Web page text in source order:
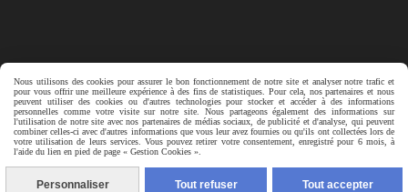
Facebook est désactivé. Autoriser
Mentions Légales Gestion cookies
Mon Compte
Créer un site internet
Nous utilisons des cookies pour assurer le bon fonctionnement de notre site et analyser notre trafic et
pour vous offrir une meilleure expérience à des fins de statistiques. Pour cela, nos partenaires et nous
peuvent utiliser des cookies ou d'autres technologies pour stocker et accéder à des informations
personnelles comme votre visite sur notre site. Nous partageons également des informations sur
l'utilisation de notre site avec nos partenaires de médias sociaux, de publicité et d'analyse, qui peuvent
combiner celles-ci avec d'autres informations que vous leur avez fournies ou qu'ils ont collectées lors de
votre utilisation de leurs services. Vous pouvez retirer votre consentement, enregistré pour 6 mois, à
l'aide du lien en pied de page « Gestion Cookies ».
Personnaliser Tout refuser Tout accepter